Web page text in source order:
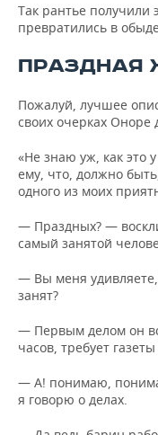
Так рантье получили
превратились в
ПРАЗДНАЯ
Пожалуй, лучшее
своих очерках Оноре
«Не знаю уж, как это
ему, что, должно
одного из моих
— Праздных? —
самый занятой
— Вы меня
занят?
— Первым делом он
часов, требует
— А! понимаю,
я говорю о делах.